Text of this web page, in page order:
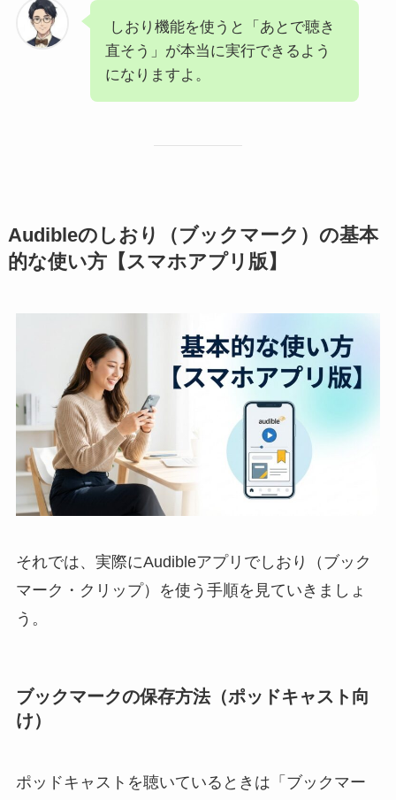
しおり機能を使うと「あとで聴き
直そう」が本当に実行できるよう
になりますよ。
Audibleのしおり（ブックマーク）の基本
的な使い方【スマホアプリ版】
それでは、実際にAudibleアプリでしおり（ブック
マーク・クリップ）を使う手順を見ていきましょ
う。
ブックマークの保存方法（ポッドキャスト向
け）
ポッドキャストを聴いているときは「ブックマー